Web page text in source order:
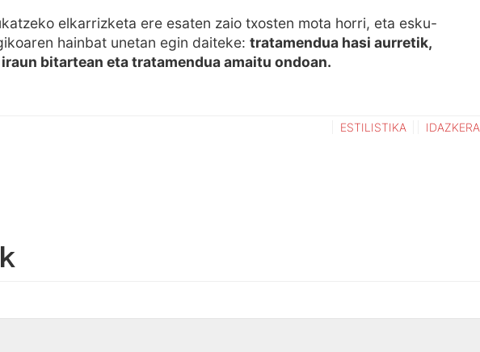
elkarrizketa ere esaten zaio txosten mota horri, eta esku-
hainbat unetan egin daiteke: tratamendua hasi aurretik,
bitartean eta tratamendua amaitu ondoan.
ESTILISTIKA IDAZKERA